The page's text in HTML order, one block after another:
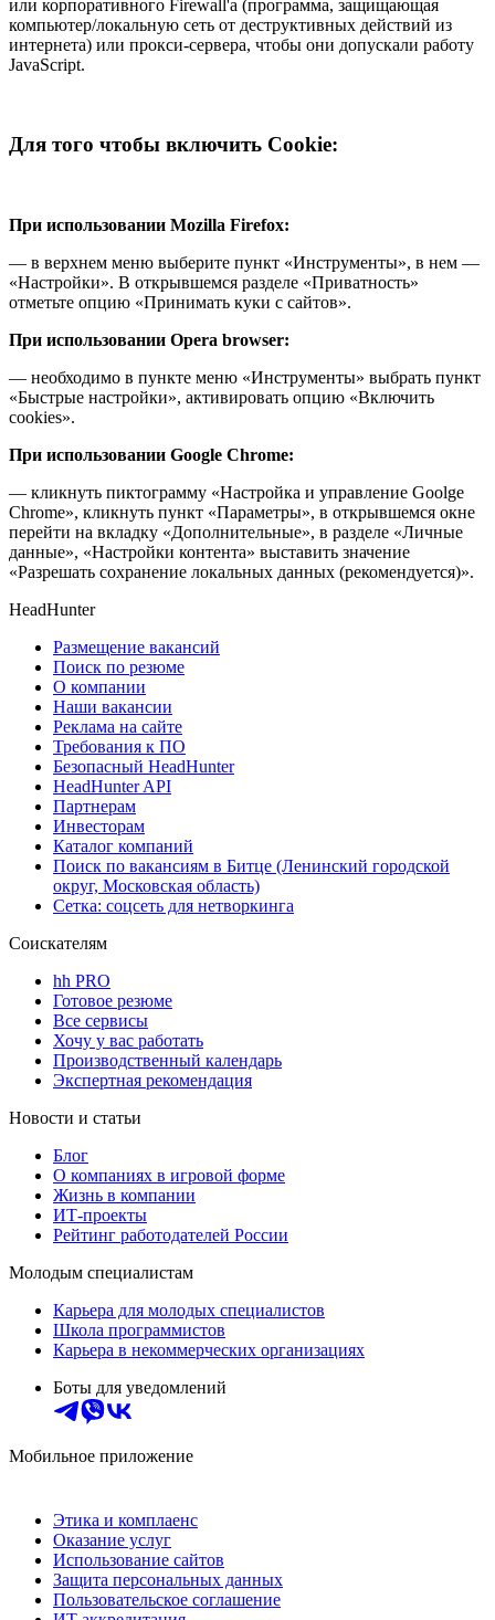
или корпоративного Firewall'a (программа, защищающая
компьютер/локальную сеть от деструктивных действий из
интернета) или прокси-сервера, чтобы они допускали работу
JavaScript.
Для того чтобы включить Cookie:
При использовании Mozilla Firefox:
— в верхнем меню выберите пункт «Инструменты», в нем —
«Настройки». В открывшемся разделе «Приватность»
отметьте опцию «Принимать куки с сайтов».
При использовании Opera browser:
— необходимо в пункте меню «Инструменты» выбрать пункт
«Быстрые настройки», активировать опцию «Включить
cookies».
При использовании Google Chrome:
— кликнуть пиктограмму «Настройка и управление Goolge
Chrome», кликнуть пункт «Параметры», в открывшемся окне
перейти на вкладку «Дополнительные», в разделе «Личные
данные», «Настройки контента» выставить значение
«Разрешать сохранение локальных данных (рекомендуется)».
HeadHunter
Размещение вакансий
Поиск по резюме
О компании
Наши вакансии
Реклама на сайте
Требования к ПО
Безопасный HeadHunter
HeadHunter API
Партнерам
Инвесторам
Каталог компаний
Поиск по вакансиям в Битце (Ленинский городской
округ, Московская область)
Сетка: соцсеть для нетворкинга
Соискателям
hh PRO
Готовое резюме
Все сервисы
Хочу у вас работать
Производственный календарь
Экспертная рекомендация
Новости и статьи
Блог
О компаниях в игровой форме
Жизнь в компании
ИТ-проекты
Рейтинг работодателей России
Молодым специалистам
Карьера для молодых специалистов
Школа программистов
Карьера в некоммерческих организациях
Боты для уведомлений
Мобильное приложение
Этика и комплаенс
Оказание услуг
Использование сайтов
Защита персональных данных
Пользовательское соглашение